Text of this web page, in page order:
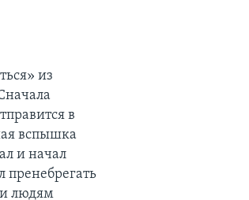
из
в
вспышка
и начал
пренебрегать
людям